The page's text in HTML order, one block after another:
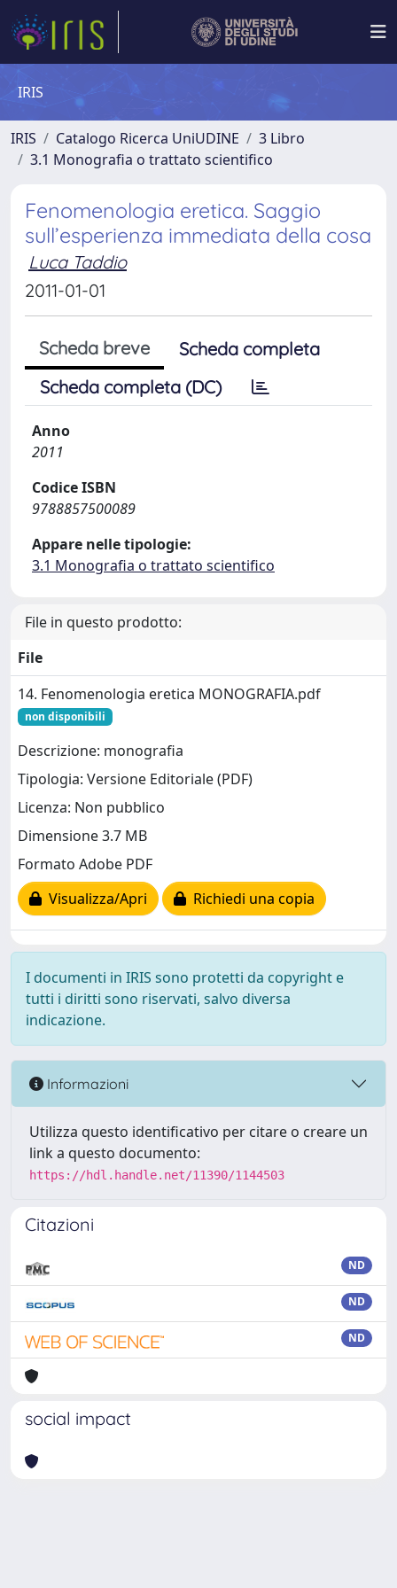
IRIS
IRIS Catalogo Ricerca UniUDINE
3 Libro
3.1 Monografia o trattato scientifico
Fenomenologia eretica. Saggio
sull’esperienza immediata della cosa
Luca Taddio
2011-01-01
Scheda breve
Scheda completa
Scheda completa (DC)
Anno
2011
Codice ISBN
9788857500089
Appare nelle tipologie:
3.1 Monografia o trattato scientifico
File in questo prodotto:
File
14. Fenomenologia eretica MONOGRAFIA.pdf
non disponibili
Descrizione: monografia
Tipologia: Versione Editoriale (PDF)
Licenza: Non pubblico
Dimensione 3.7 MB
Formato Adobe PDF
Visualizza/Apri
Richiedi una copia
I documenti in IRIS sono protetti da copyright e
tutti i diritti sono riservati, salvo diversa
indicazione.
Informazioni
Utilizza questo identificativo per citare o creare un
link a questo documento:
https://hdl.handle.net/11390/1144503
Citazioni
ND
ND
ND
social impact